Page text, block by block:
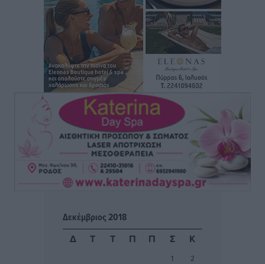
Σε κόκκινο συναγερμό επτά Περιφέρειες – Οι οδηγίες
της Πολιτικής Προστασίας και ο Χάρτης Πρόβλεψης
Πυρκαγιάς
Ειδήσεις• πριν 4 ώρες
ΑΑΔΕ: Αυξάνονται οι «καρφωτές» για φοροδιαφυγή
– Στο μικροσκόπιο τουριστικοί προορισμοί, ταμειακές
και συναλλαγές POS
πριν 4 ώρες
Δημόσιο: Το νέο καθεστώς επιλογής προϊσταμένων, τι
προβλέπει το νομοσχέδιο του Υπ. Εσωτερικών
Δεκέμβριος 2018
Δ
Τ Τ Π Π Σ Κ
1
2